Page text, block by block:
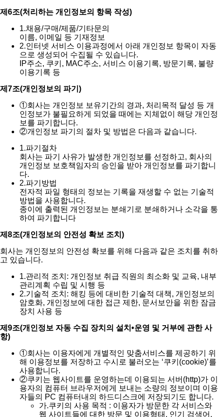
제6조(처리하는 개인정보의 항목 작성)
1.채용/구매/제품/기타문의
이름, 이메일 등 기재정보
2.인터넷 서비스 이용과정에서 아래 개인정보 항목이 자동
으로 생성되어 수집될 수 있습니다.
IP주소, 쿠키, MAC주소, 서비스 이용기록, 방문기록, 불량
이용기록 등
제7조(개인정보의 파기)
①회사는 개인정보 보유기간의 경과, 처리목적 달성 등 개
인정보가 불필요하게 되었을 때에는 지체없이 해당 개인정
보를 파기합니다.
②개인정보 파기의 절차 및 방법은 다음과 같습니다.
1.파기절차
회사는 파기 사유가 발생한 개인정보를 선정하고, 회사의
개인정보 보호책임자의 승인을 받아 개인정보를 파기합니
다.
2.파기방법
전자적 파일 형태의 정보는 기록을 재생할 수 없는 기술적
방법을 사용합니다.
종이에 출력된 개인정보는 분쇄기로 분쇄하거나 소각을 통
하여 파기합니다
제8조(개인정보의 안전성 확보 조치)
회사는 개인정보의 안전성 확보를 위해 다음과 같은 조치를 취하
고 있습니다.
1.관리적 조치: 개인정보 취급 직원의 최소화 및 교육, 내부
관리계획 수립 및 시행 등
2.기술적 조치: 해킹 등에 대비한 기술적 대책, 개인정보의
암호화, 개인정보에 대한 접근 제한, 문서보안을 위한 잠금
장치 사용 등
제9조(개인정보 자동 수집 장치의 설치•운영 및 거부에 관한 사
항)
①회사는 이용자에게 개별적인 맞춤서비스를 제공하기 위
해 이용정보를 저장하고 수시로 불러오는 ‘쿠키(cookie)’를
사용합니다.
②쿠키는 웹사이트를 운영하는데 이용되는 서버(http)가 이
용자의 컴퓨터 브라우저에게 보내는 소량의 정보이며 이용
자들의 PC 컴퓨터내의 하드디스크에 저장되기도 합니다.
가.쿠키의 사용 목적 : 이용자가 방문한 각 서비스와
웹 사이트들에 대한 방문 및 이용형태, 인기 검색어,